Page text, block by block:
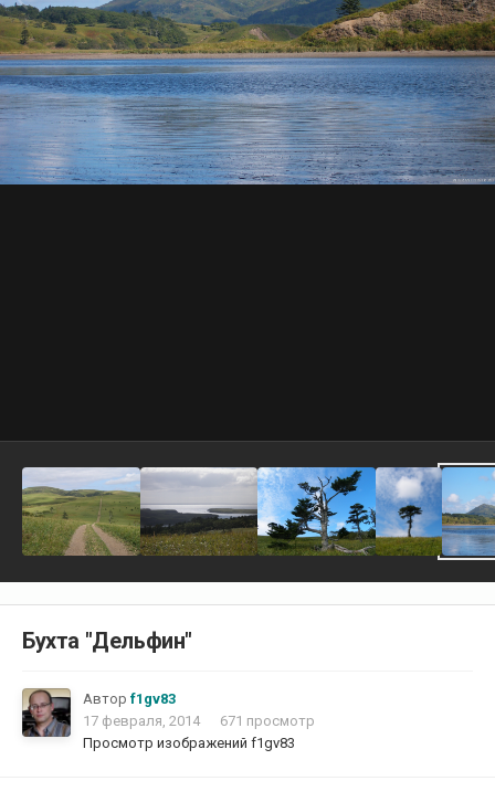
Бухта "Дельфин"
Автор f1gv83
17 февраля, 2014
671 просмотр
Просмотр изображений f1gv83